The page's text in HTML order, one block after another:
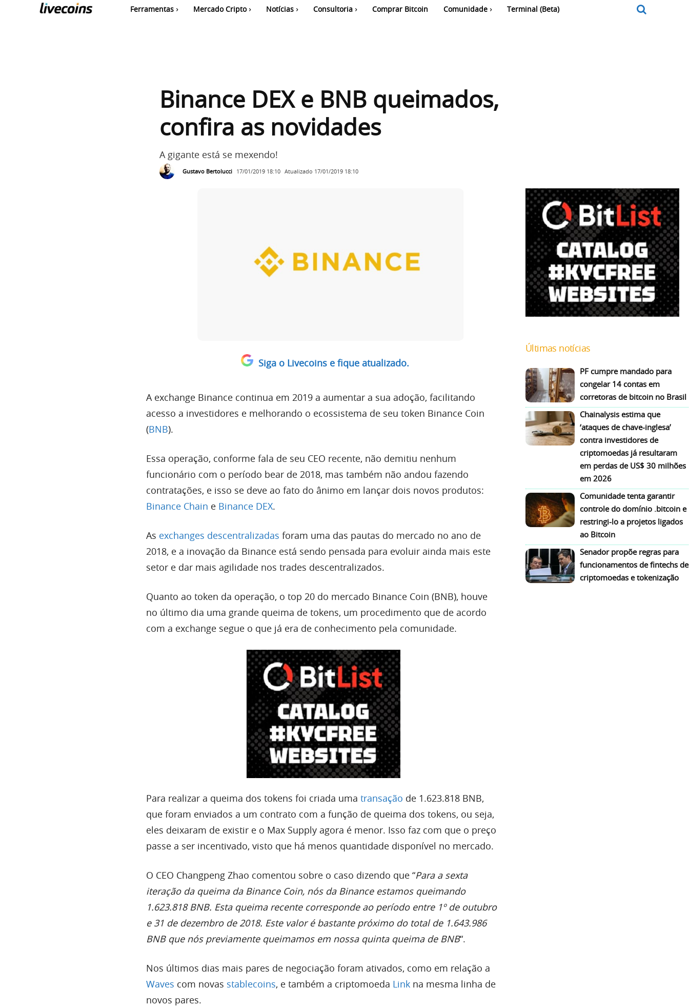
Ferramentas Mercado Cripto Notícias Consultoria Comprar Bitcoin Comunidade Terminal (Beta)
Binance DEX e BNB queimados,
confira as novidades
A gigante está se mexendo!
Gustavo Bertolucci 17/01/2019 18:10 Atualizado 17/01/2019 18:10
Siga o Livecoins e fique atualizado.
A exchange Binance continua em 2019 a aumentar a sua adoção, facilitando
acesso a investidores e melhorando o ecossistema de seu token Binance Coin
(BNB).
Essa operação, conforme fala de seu CEO recente, não demitiu nenhum
funcionário com o período bear de 2018, mas também não andou fazendo
contratações, e isso se deve ao fato do ânimo em lançar dois novos produtos:
Binance Chain e Binance DEX.
As exchanges descentralizadas foram uma das pautas do mercado no ano de
2018, e a inovação da Binance está sendo pensada para evoluir ainda mais este
setor e dar mais agilidade nos trades descentralizados.
Quanto ao token da operação, o top 20 do mercado Binance Coin (BNB), houve
no último dia uma grande queima de tokens, um procedimento que de acordo
com a exchange segue o que já era de conhecimento pela comunidade.
Para realizar a queima dos tokens foi criada uma transação de 1.623.818 BNB,
que foram enviados a um contrato com a função de queima dos tokens, ou seja,
eles deixaram de existir e o Max Supply agora é menor. Isso faz com que o preço
passe a ser incentivado, visto que há menos quantidade disponível no mercado.
O CEO Changpeng Zhao comentou sobre o caso dizendo que “Para a sexta
iteração da queima da Binance Coin, nós da Binance estamos queimando
1.623.818 BNB. Esta queima recente corresponde ao período entre 1º de outubro
e 31 de dezembro de 2018. Este valor é bastante próximo do total de 1.643.986
BNB que nós previamente queimamos em nossa quinta queima de BNB“.
Nos últimos dias mais pares de negociação foram ativados, como em relação a
Waves com novas stablecoins, e também a criptomoeda Link na mesma linha de
novos pares.
Últimas notícias
PF cumpre mandado para
congelar 14 contas em
corretoras de bitcoin no Brasil
Chainalysis estima que
‘ataques de chave-inglesa’
contra investidores de
criptomoedas já resultaram
em perdas de US$ 30 milhões
em 2026
Comunidade tenta garantir
controle do domínio .bitcoin e
restringi-lo a projetos ligados
ao Bitcoin
Senador propõe regras para
funcionamentos de fintechs de
criptomoedas e tokenização